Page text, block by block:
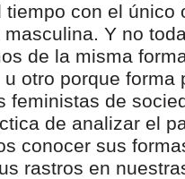
con el único
Y no
de la misma
otro porque forma
feministas de
de analizar el
conocer sus
rastros en